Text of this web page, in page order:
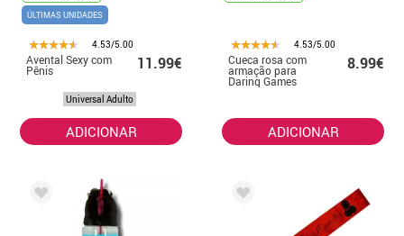
ÚLTIMAS UNIDADES
4.53/5.00
Avental Sexy com
Pênis 11.99€
Universal Adulto
ADICIONAR
4.53/5.00
Cueca rosa com
armação para
Daring Games
8.99€
ADICIONAR